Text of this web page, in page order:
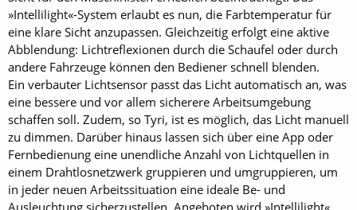
»Intellilight«-System erlaubt es nun, die Farbtemperatur für
eine klare Sicht anzupassen. Gleichzeitig erfolgt eine aktive
Abblendung: Lichtreflexionen durch die Schaufel oder durch
andere Fahrzeuge können den Bediener schnell blenden.
Ein verbauter Lichtsensor passt das Licht automatisch an, was
eine bessere und vor allem sicherere Arbeitsumgebung
schaffen soll. Zudem, so Tyri, ist es möglich, das Licht manuell
zu dimmen. Darüber hinaus lassen sich über eine App oder
Fernbedienung eine unendliche Anzahl von Lichtquellen in
einem Drahtlosnetzwerk gruppieren und umgruppieren, um
in jeder neuen Arbeitssituation eine ideale Be- und